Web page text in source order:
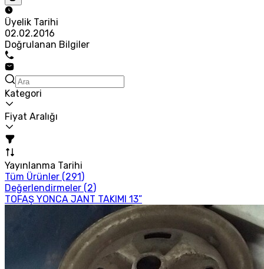
Üyelik Tarihi
02.02.2016
Doğrulanan Bilgiler
Kategori
Fiyat Aralığı
Yayınlanma Tarihi
Tüm Ürünler (291)
Değerlendirmeler (2)
TOFAŞ YONCA JANT TAKIMI 13”